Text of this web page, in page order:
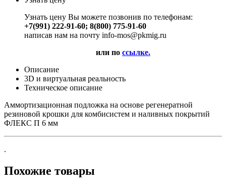
Узнать цену Вы можете позвонив по телефонам:
+7(991) 222-91-60; 8(800) 775-91-60
написав нам на почту info-mos@pkmig.ru
или по ссылке.
Описание
3D и виртуальная реальность
Техническое описание
Аммортизационная подложка на основе регенератной
резиновой крошки для комбисистем и наливных покрытий
ФЛЕКС П 6 мм
.
Похожие товары